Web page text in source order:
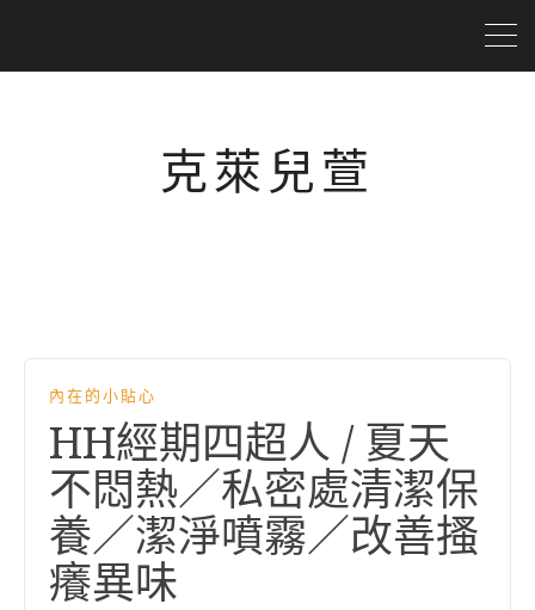
克萊兒萱
內在的小貼心
HH經期四超人 / 夏天
不悶熱／私密處清潔保
養／潔淨噴霧／改善搔
癢異味